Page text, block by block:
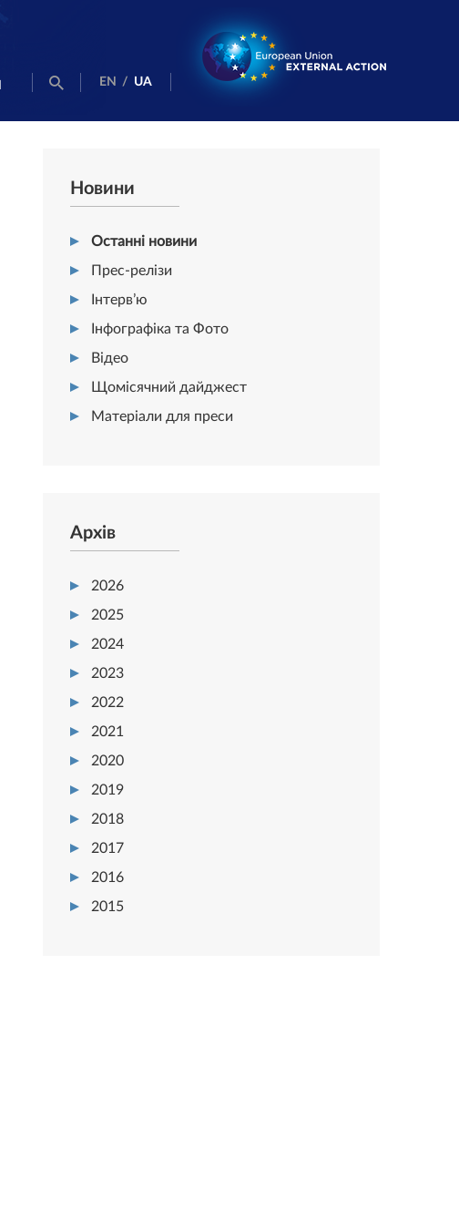
EN / UA
Новини
Останні новини
Прес-релізи
Інтерв’ю
Інфографіка та Фото
Відео
Щомісячний дайджест
Матеріали для преси
Архів
2026
2025
2024
2023
2022
2021
2020
2019
2018
2017
2016
2015